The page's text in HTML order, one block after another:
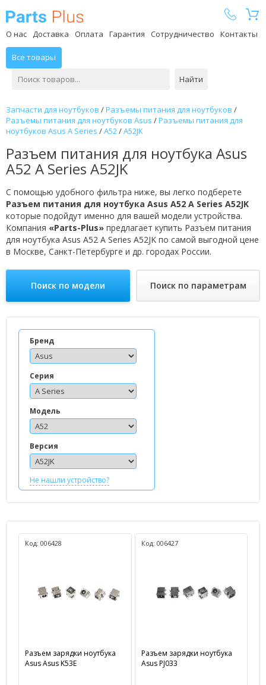
О нас Доставка Оплата Гарантия Сотрудничество Контакты
Все товары
Найти
Запчасти для ноутбуков /Разъемы питания для ноутбуков /
Разъемы питания для ноутбуков Asus /Разъемы питания для
ноутбуков Asus A Series /A52/A52JK
Разъем питания для ноутбука Asus
A52 A Series A52JK
С помощью удобного фильтра ниже, вы легко подберете
Разъем питания для ноутбука Asus A52 A Series A52JK
которые подойдут именно для вашей модели устройства.
Компания «Parts-Plus» предлагает купить Разъем питания
для ноутбука Asus A52 A Series A52JK по самой выгодной цене
в Москве, Санкт-Петербурге и др. городах России.
Поиск по модели Поиск по параметрам
Бренд
Серия
Модель
Версия
Не нашли устройство?
Код: 006428
Разъем зарядки ноутбука
Asus Asus K53E
Код: 006427
Разъем зарядки ноутбука
Asus PJ033